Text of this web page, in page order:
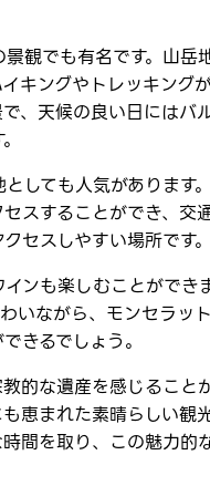
観でも有名です。山岳
キングやトレッキング
、天候の良い日にはバ
しても人気があります
スすることができ、交
セスしやすい場所です
ンも楽しむことができ
いながら、モンセラッ
きるでしょう。
的な遺産を感じること
恵まれた素晴らしい観
間を取り、この魅力的